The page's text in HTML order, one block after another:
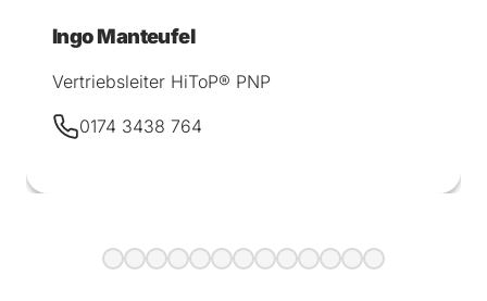
Ingo Manteufel
Vertriebsleiter HiToP® PNP
0174 3438 764